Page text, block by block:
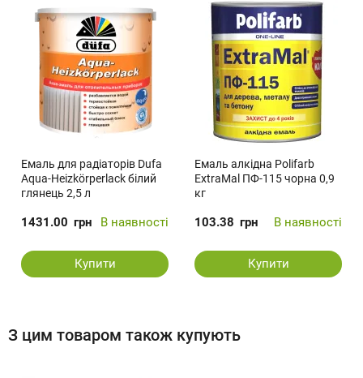
Емаль для радіаторів Dufa
Aqua-Heizkörperlack білий
глянець 2,5 л
1431.00 грн В наявності
Купити
Емаль алкідна Polifarb
ExtraMal ПФ-115 чорна 0,9
кг
103.38 грн В наявності
Купити
З цим товаром також купують